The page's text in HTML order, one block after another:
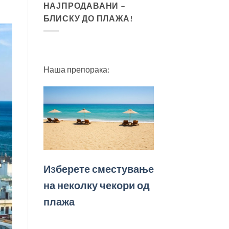
НАЈПРОДАВАНИ –
БЛИСКУ ДО ПЛАЖА!
Наша препорака:
Изберете сместување
на неколку чекори од
плажа